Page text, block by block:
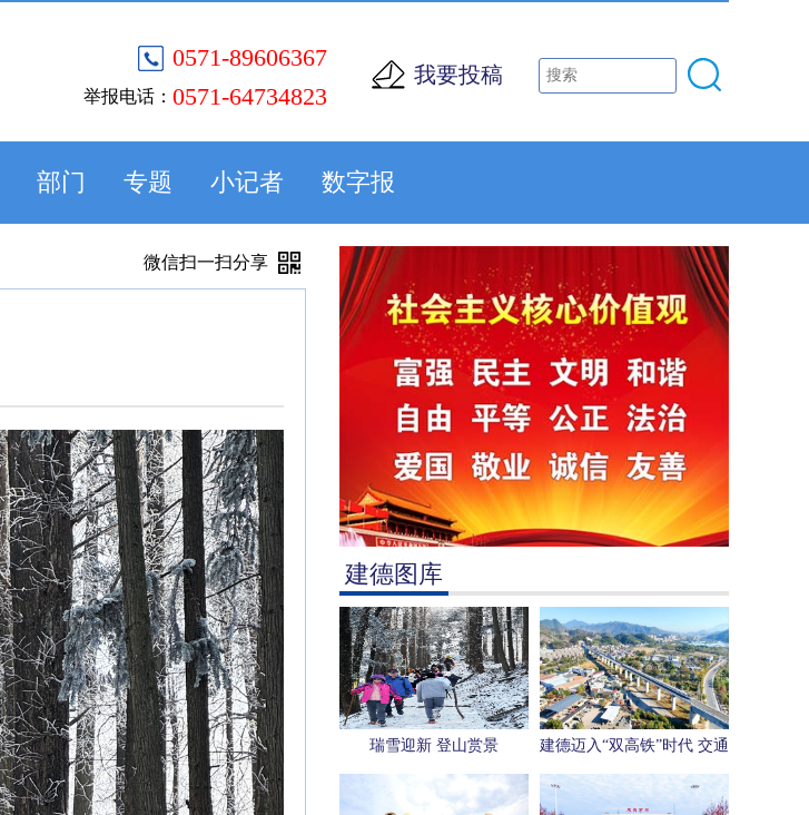
0571-89606367
举报电话： 0571-64734823
我要投稿
部门 专题 小记者 数字报
建德图库
瑞雪迎新 登山赏景
建德迈入“双高铁”时代 交通
变革激发新动能
微信扫一扫分享